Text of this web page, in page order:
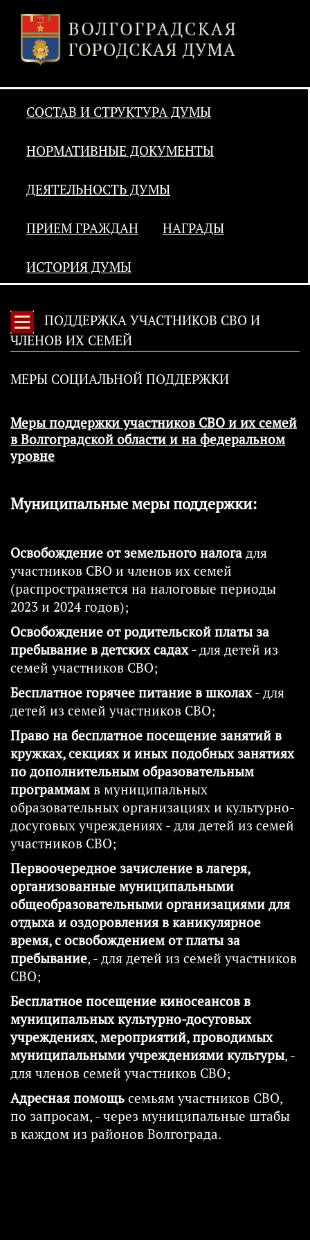
СОСТАВ И СТРУКТУРА ДУМЫ
НОРМАТИВНЫЕ ДОКУМЕНТЫ
ДЕЯТЕЛЬНОСТЬ ДУМЫ
ПРИЕМ ГРАЖДАН НАГРАДЫ
ИСТОРИЯ ДУМЫ
ПОДДЕРЖКА УЧАСТНИКОВ СВО И
ЧЛЕНОВ ИХ СЕМЕЙ
МЕРЫ СОЦИАЛЬНОЙ ПОДДЕРЖКИ
Меры поддержки участников СВО и их семей
в Волгоградской области и на федеральном
уровне
Муниципальные меры поддержки:
Освобождение от земельного налога для
участников СВО и членов их семей
(распространяется на налоговые периоды
2023 и 2024 годов);
Освобождение от родительской платы за
пребывание в детских садах -для детей из
семей участников СВО;
Бесплатное горячее питание в школах- для
детей из семей участников СВО;
Право на бесплатное посещение занятий в
кружках, секциях и иных подобных занятиях
по дополнительным образовательным
программамв муниципальных
образовательных организациях и культурно-
досуговых учреждениях - для детей из семей
участников СВО;
Первоочередное зачисление в лагеря,
организованные муниципальными
общеобразовательными организациями для
отдыха и оздоровления в каникулярное
время, с освобождением от платы за
пребывание, - для детей из семей участников
СВО;
Бесплатное посещение киносеансов в
муниципальных культурно-досуговых
учреждениях, мероприятий, проводимых
муниципальными учреждениями культуры, -
для членов семей участников СВО;
Адресная помощь семьям участников СВО,
по запросам, - через муниципальные штабы
в каждом из районов Волгограда.